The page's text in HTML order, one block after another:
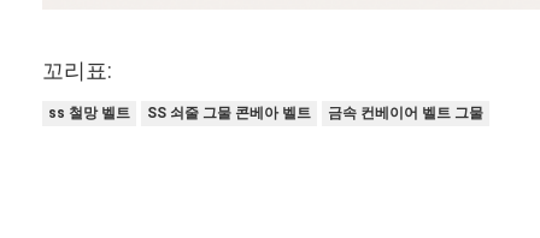
꼬리표:
ss 철망 벨트 SS 쇠줄 그물 콘베아 벨트 금속 컨베이어 벨트 그물